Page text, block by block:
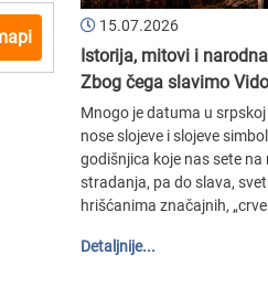
15.07.2026
Istorija, mitovi i
Zbog čega slavimo
Mnogo je datuma u
nose slojeve i slojeve
godišnjica koje nas sete na
stradanja, pa do slava,
hrišćanima značajnih,
Detaljnije...